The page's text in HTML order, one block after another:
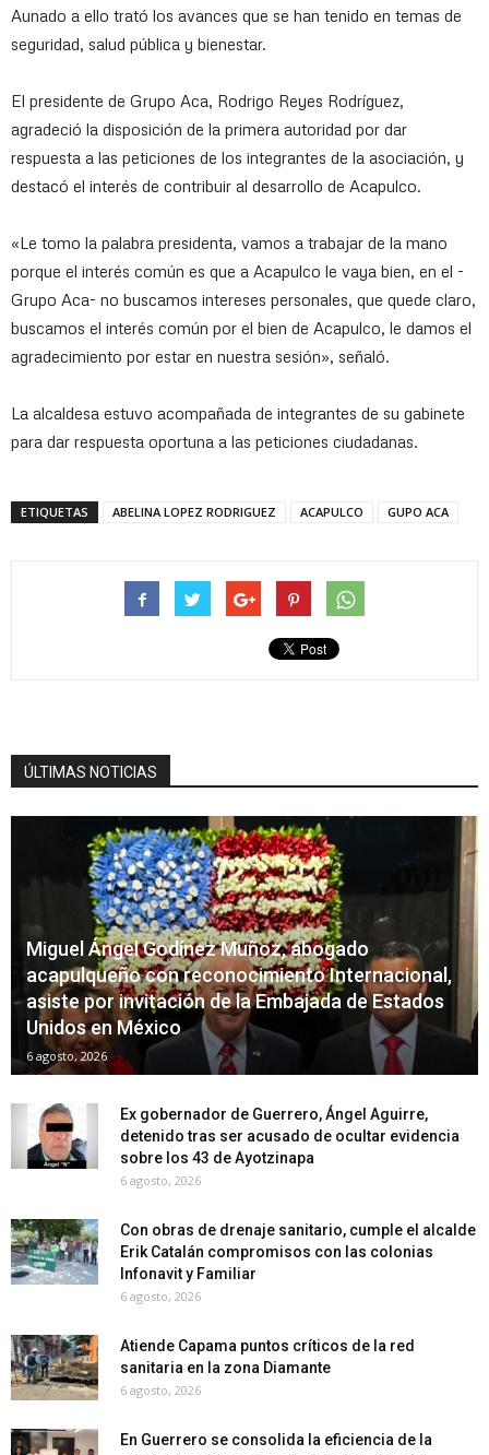
Aunado a ello trató los avances que se han tenido en temas de
seguridad, salud pública y bienestar.
El presidente de Grupo Aca, Rodrigo Reyes Rodríguez,
agradeció la disposición de la primera autoridad por dar
respuesta a las peticiones de los integrantes de la asociación, y
destacó el interés de contribuir al desarrollo de Acapulco.
«Le tomo la palabra presidenta, vamos a trabajar de la mano
porque el interés común es que a Acapulco le vaya bien, en el -
Grupo Aca- no buscamos intereses personales, que quede claro,
buscamos el interés común por el bien de Acapulco, le damos el
agradecimiento por estar en nuestra sesión», señaló.
La alcaldesa estuvo acompañada de integrantes de su gabinete
para dar respuesta oportuna a las peticiones ciudadanas.
ETIQUETAS ABELINA LOPEZ RODRIGUEZ ACAPULCO GUPO ACA
ÚLTIMAS NOTICIAS
Miguel Ángel Godínez Muñoz, abogado
acapulqueño con reconocimiento Internacional,
asiste por invitación de la Embajada de Estados
Unidos en México
6 agosto, 2026
Ex gobernador de Guerrero, Ángel Aguirre,
detenido tras ser acusado de ocultar evidencia
sobre los 43 de Ayotzinapa
6 agosto, 2026
Con obras de drenaje sanitario, cumple el alcalde
Erik Catalán compromisos con las colonias
Infonavit y Familiar
6 agosto, 2026
Atiende Capama puntos críticos de la red
sanitaria en la zona Diamante
6 agosto, 2026
En Guerrero se consolida la eficiencia de la